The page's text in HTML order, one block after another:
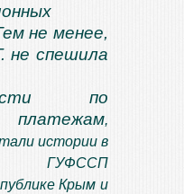
не менее,
не спешила
по
платежам,
истории в
ГУФССП
Крым и